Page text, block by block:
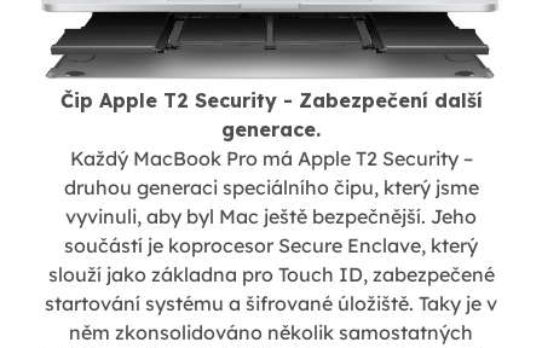
Čip Apple T2 Security - Zabezpečení další
generace.
Každý MacBook Pro má Apple T2 Security –
druhou generaci speciálního čipu, který jsme
vyvinuli, aby byl Mac ještě bezpečnější. Jeho
součástí je koprocesor Secure Enclave, který
slouží jako základna pro Touch ID, zabezpečené
startování systému a šifrované úložiště. Taky je v
něm zkonsolidováno několik samostatných